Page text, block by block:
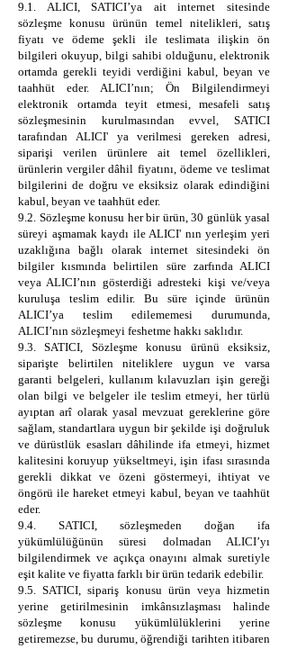
9.1. ALICI, SATICI’ya ait internet sitesinde
sözleşme konusu ürünün temel nitelikleri, satış
fiyatı ve ödeme şekli ile teslimata ilişkin ön
bilgileri okuyup, bilgi sahibi olduğunu, elektronik
ortamda gerekli teyidi verdiğini kabul, beyan ve
taahhüt eder. ALICI’nın; Ön Bilgilendirmeyi
elektronik ortamda teyit etmesi, mesafeli satış
sözleşmesinin kurulmasından evvel, SATICI
tarafından ALICI' ya verilmesi gereken adresi,
siparişi verilen ürünlere ait temel özellikleri,
ürünlerin vergiler dâhil fiyatını, ödeme ve teslimat
bilgilerini de doğru ve eksiksiz olarak edindiğini
kabul, beyan ve taahhüt eder.
9.2. Sözleşme konusu her bir ürün, 30 günlük yasal
süreyi aşmamak kaydı ile ALICI' nın yerleşim yeri
uzaklığına bağlı olarak internet sitesindeki ön
bilgiler kısmında belirtilen süre zarfında ALICI
veya ALICI’nın gösterdiği adresteki kişi ve/veya
kuruluşa teslim edilir. Bu süre içinde ürünün
ALICI’ya teslim edilememesi durumunda,
ALICI’nın sözleşmeyi feshetme hakkı saklıdır.
9.3. SATICI, Sözleşme konusu ürünü eksiksiz,
siparişte belirtilen niteliklere uygun ve varsa
garanti belgeleri, kullanım kılavuzları işin gereği
olan bilgi ve belgeler ile teslim etmeyi, her türlü
ayıptan arî olarak yasal mevzuat gereklerine göre
sağlam, standartlara uygun bir şekilde işi doğruluk
ve dürüstlük esasları dâhilinde ifa etmeyi, hizmet
kalitesini koruyup yükseltmeyi, işin ifası sırasında
gerekli dikkat ve özeni göstermeyi, ihtiyat ve
öngörü ile hareket etmeyi kabul, beyan ve taahhüt
eder.
9.4. SATICI, sözleşmeden doğan ifa
yükümlülüğünün süresi dolmadan ALICI’yı
bilgilendirmek ve açıkça onayını almak suretiyle
eşit kalite ve fiyatta farklı bir ürün tedarik edebilir.
9.5. SATICI, sipariş konusu ürün veya hizmetin
yerine getirilmesinin imkânsızlaşması halinde
sözleşme konusu yükümlülüklerini yerine
getiremezse, bu durumu, öğrendiği tarihten itibaren